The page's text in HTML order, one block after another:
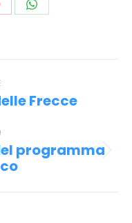
Condividi
Frecce
programma